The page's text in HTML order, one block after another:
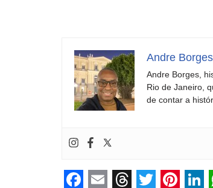
Andre Borges
Andre Borges,
Rio de Janeiro,
de contar a